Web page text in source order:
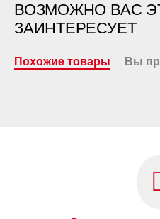
ВОЗМОЖНО ВАС
ЗАИНТЕРЕСУЕТ
Похожие товары Вы